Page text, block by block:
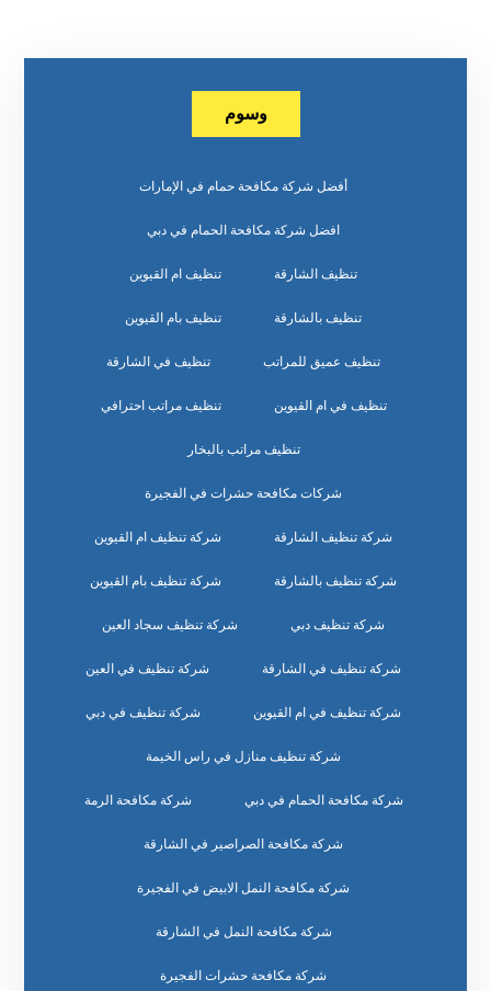
وسوم
أفضل شركة مكافحة حمام في الإمارات
افضل شركة مكافحة الحمام في دبي
تنظيف الشارقة تنظيف ام القيوين
تنظيف بالشارقة تنظيف بام القيوين
تنظيف عميق للمراتب تنظيف في الشارقة
تنظيف في ام القيوين تنظيف مراتب احترافي
تنظيف مراتب بالبخار
شركات مكافحة حشرات في الفجيرة
شركة تنظيف الشارقة شركة تنظيف ام القيوين
شركة تنظيف بالشارقة شركة تنظيف بام القيوين
شركة تنظيف دبي شركة تنظيف سجاد العين
شركة تنظيف في الشارقة شركة تنظيف في العين
شركة تنظيف في ام القيوين شركة تنظيف في دبي
شركة تنظيف منازل في راس الخيمة
شركة مكافحة الحمام في دبي شركة مكافحة الرمة
شركة مكافحة الصراصير في الشارقة
شركة مكافحة النمل الابيض في الفجيرة
شركة مكافحة النمل في الشارقة
شركة مكافحة حشرات الفجيرة